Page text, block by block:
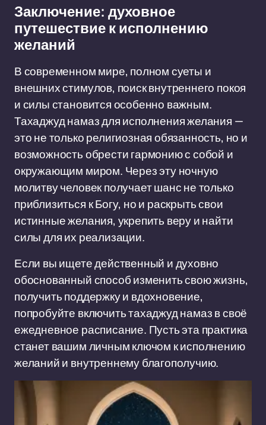
Заключение: духовное
путешествие к исполнению
желаний
В современном мире, полном суеты и
внешних стимулов, поиск внутреннего покоя
и силы становится особенно важным.
Тахаджуд намаз для исполнения желания —
это не только религиозная обязанность, но и
возможность обрести гармонию с собой и
окружающим миром. Через эту ночную
молитву человек получает шанс не только
приблизиться к Богу, но и раскрыть свои
истинные желания, укрепить веру и найти
силы для их реализации.
Если вы ищете действенный и духовно
обоснованный способ изменить свою жизнь,
получить поддержку и вдохновение,
попробуйте включить тахаджуд намаз в своё
ежедневное расписание. Пусть эта практика
станет вашим личным ключом к исполнению
желаний и внутреннему благополучию.